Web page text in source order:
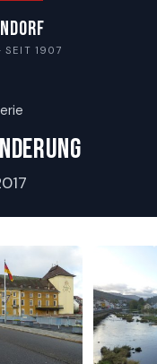
SEIT 1907